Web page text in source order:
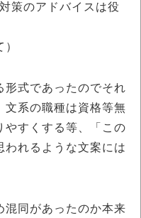
策のアドバイスは役
形式であったのでそれ
文系の職種は資格等無
やすくする等、「この
われるような文案には
混同があったのか本来